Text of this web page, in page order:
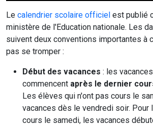
Le calendrier scolaire officiel est publié
ministère de l'Education nationale. Les
suivent deux conventions importantes à
pas se tromper :
Début des vacances : les
commencent après le dernier
Les élèves qui n'ont pas cours le
vacances dès le vendredi soir.
cours le samedi, les vacances